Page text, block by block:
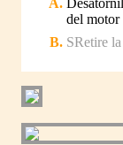
del
SRetire